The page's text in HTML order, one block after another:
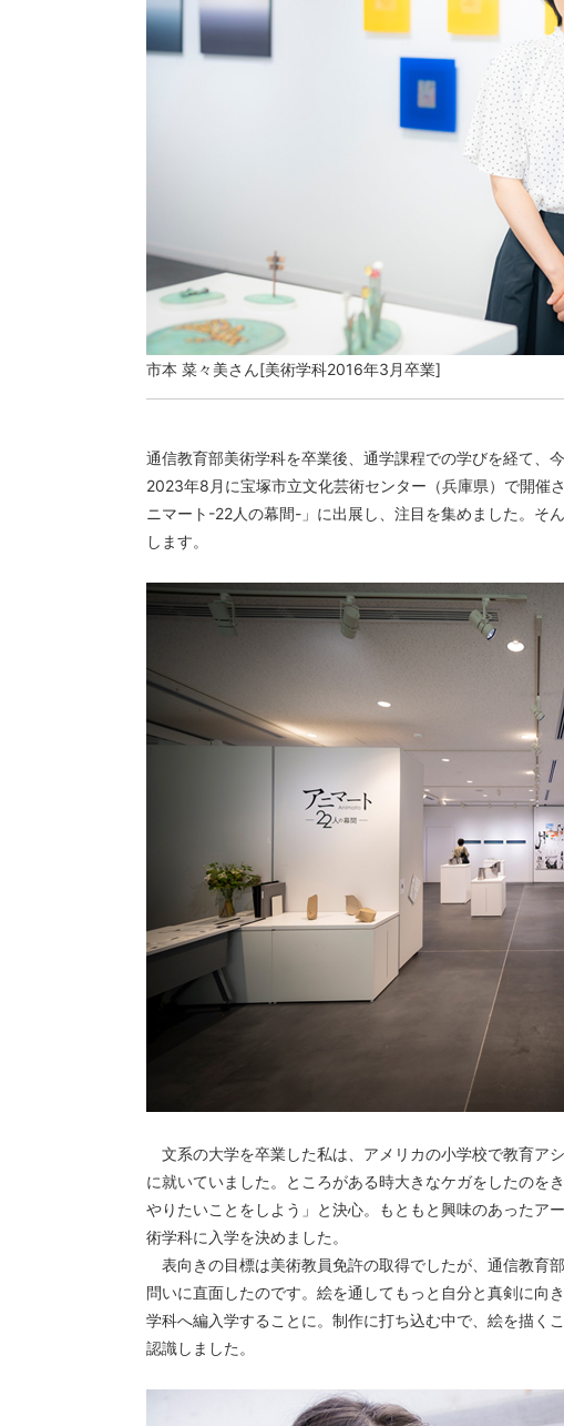
市本 菜々美さん[美術学科2016年3月卒業]
通信教育部美術学科を卒業後、通学課程での学びを経て、
2023年8月に宝塚市立文化芸術センター（兵庫県）で開催
ニマート-22人の幕間-」に出展し、注目を集めました。そ
します。
文系の大学を卒業した私は、アメリカの小学校で教育ア
に就いていました。ところがある時大きなケガをしたのを
やりたいことをしよう」と決心。もともと興味のあったア
術学科に入学を決めました。
表向きの目標は美術教員免許の取得でしたが、通信教育
問いに直面したのです。絵を通してもっと自分と真剣に向
学科へ編入学することに。制作に打ち込む中で、絵を描く
認識しました。